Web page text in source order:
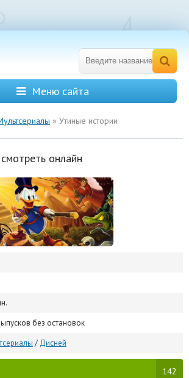
Меню сайта
» Утиные истории
онлайн
без остановок
/ Дисней
142